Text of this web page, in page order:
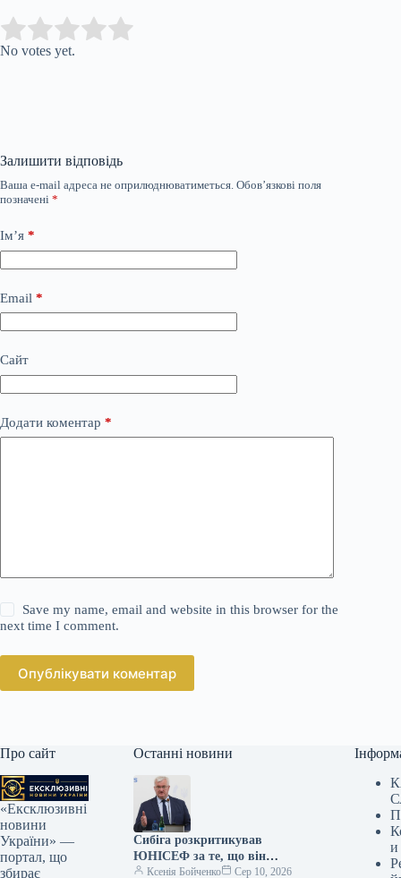
Rate this item:
No votes yet.
Залишити відповідь
Ваша e-mail адреса не оприлюднюватиметься. Обов’язкові поля
позначені *
Ім’я *
Email *
Сайт
Додати коментар *
Save my name, email and website in this browser for the
next time I comment.
Опублікувати коментар
Про сайт
«Ексклюзивні
новини
України» —
портал, що
збирає
Останні новини
Сибіга розкритикував
ЮНІСЕФ за те, що він
поставив в один ряд агресора
Ксенія Бойченко Сер 10, 2026
и